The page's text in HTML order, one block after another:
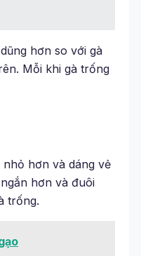
hơn so với gà
Mỗi khi gà trống
hơn và dáng vẻ
hơn và đuôi
trống.